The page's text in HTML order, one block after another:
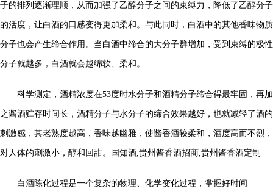
子的排列逐渐理顺，从而加强了乙醇分子之间的束缚力，降低了乙醇分子
的活度，让白酒的口感变得更加柔和。与此同时，白酒中的其他香味物质
分子也会产生缔合作用。当白酒中缔合的大分子群增加，受到束缚的极性
分子就越多，白酒就会越绵软、柔和。
科学测定，酒精浓度在53度时水分子和酒精分子缔合得最牢固，再加
之酱酒贮存时间长，酒精分子与水分子的缔合效果越好，也就减轻了酒的
刺激感，其老熟度越高，香味越幽雅，使酱香酒较柔和，酒度高而不烈，
对人体的刺激小，醇和回甜。 国知酒,贵州酱香酒招商,贵州酱香酒定制
白酒陈化过程是一个复杂的物理、化学变化过程，掌握好时间